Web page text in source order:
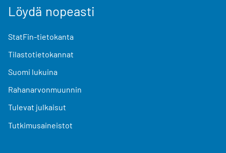
Löydä nopeasti
StatFin-tietokanta
Tilastotietokannat
Suomi lukuina
Rahanarvonmuunnin
Tulevat julkaisut
Tutkimusaineistot